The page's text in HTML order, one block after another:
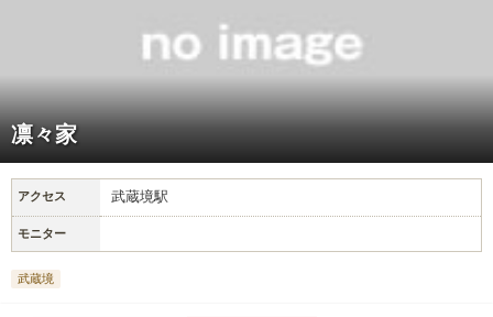
凛々家
アクセス 武蔵境駅
モニター
武蔵境